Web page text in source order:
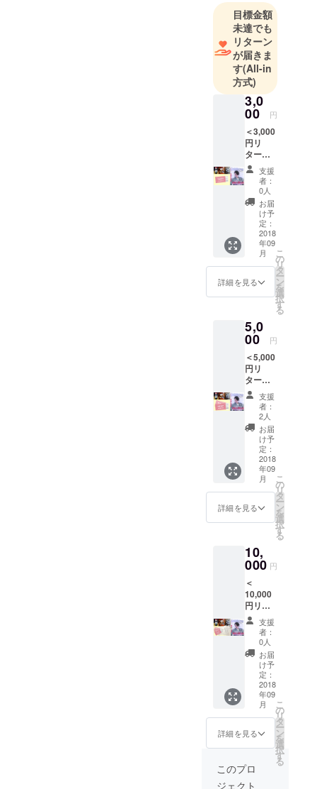
支援を続け
ていく中
で、関係者
の皆さんの
声を聞きま
した。それ
は「下を向
いていては
ダメだ。前
を向かなけ
ればいけな
い。私たち
は元気で
す。ぜひ朝
倉に来てく
ださい」
と。この言
トーに笑い
ぱいの演芸
祭を開きま
目標金額
未達でも
リターン
が届きま
す(All-in
方式)
3,0
00 円
＜3,000
円リ
ターン
セット
＞ ■映
画「～
センチ
メンタ
ジャー
ニー～
朝倉幻
燈浪
漫」Ｄ
ＶＤ1
枚。九
豪雨に
よって
失われ
た美し
い朝倉
の風景
が記録
された
長編
ヒュー
マンド
ラマ。
製作：
NPO法
人博多
映画道
場 ■10
（日）
「朝倉
演芸
祭」共
通チ
ケット1
枚
■朝
倉名産
品お楽
しみ袋
（小）
いろい
ろな朝
倉の名
ら、何
支援
者：
0人
お届
け予
定：
2018
年09
月
詳細を見る
こ
の
リ
タ
ー
ン
を
選
択
す
る
5,0
00 円
＜5,000
円リ
ターン
セット
＞ ■映
画「～
センチ
メンタ
ジャー
ニー～
朝倉幻
燈浪
漫」Ｄ
ＶＤ1
枚。九
豪雨に
よって
失われ
た美し
い朝倉
の風景
が記録
された
長編
ヒュー
マンド
ラマ。
製作：
NPO法
人博多
映画道
場 ■10
、7日
（日）
支援
者：
2人
お届
け予
定：
2018
年09
月
詳細を見る
こ
の
リ
タ
ー
ン
を
選
択
す
る
10,
000 円
＜
10,000
円リ
ターン
セット
＞ ■映
画「～
センチ
メンタ
ジャー
ニー～
朝倉幻
燈浪
漫」Ｄ
ＶＤ1
枚。九
州北部
支援
者：
0人
お届
け予
定：
2018
年09
月
詳細を見る
こ
の
リ
タ
ー
ン
を
選
択
す
る
このプロ
ジェクト